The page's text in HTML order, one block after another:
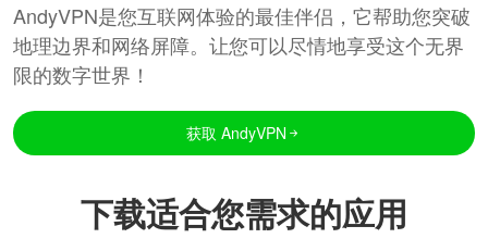
AndyVPN是您互联网体验的最佳伴侣，它帮助您突破
地理边界和网络屏障。让您可以尽情地享受这个无界
限的数字世界！
获取 AndyVPN
下载适合您需求的应用